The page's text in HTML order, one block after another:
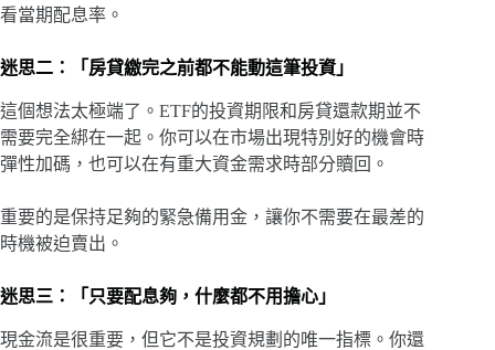
看當期配息率。
迷思二：「房貸繳完之前都不能動這筆投資」
這個想法太極端了。ETF的投資期限和房貸還款期並不
需要完全綁在一起。你可以在市場出現特別好的機會時
彈性加碼，也可以在有重大資金需求時部分贖回。
重要的是保持足夠的緊急備用金，讓你不需要在最差的
時機被迫賣出。
迷思三：「只要配息夠，什麼都不用擔心」
現金流是很重要，但它不是投資規劃的唯一指標。你還